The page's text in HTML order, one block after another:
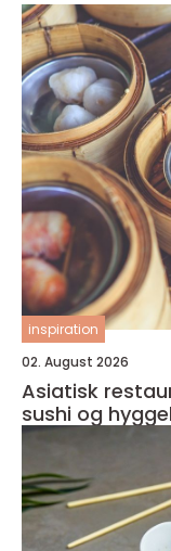
inspiration
02. August 2026
Asiatisk restaurant
sushi og